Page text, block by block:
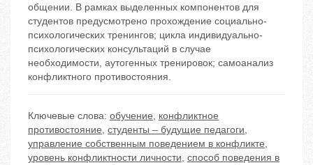
общении. В рамках выделенных компонентов для
студентов предусмотрено прохождение социально-
психологических тренингов; цикла индивидуально-
психологических консультаций в случае
необходимости, аутогенных тренировок; самоанализ
конфликтного противостояния.
Ключевые слова: обучение, конфликтное
противостояние, студенты – будущие педагоги,
управление собственным поведением в конфликте,
уровень конфликтности личности, способ поведения в